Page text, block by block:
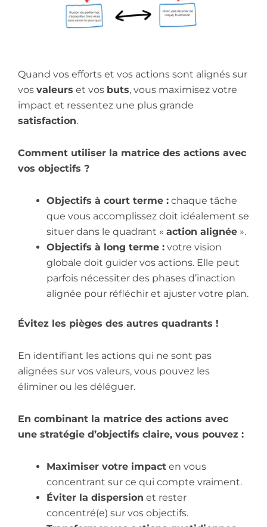
Quand vos efforts et vos actions sont alignés sur
vos valeurs et vos buts, vous maximisez votre
impact et ressentez une plus grande
satisfaction.
Comment utiliser la matrice des actions avec
vos objectifs ?
Objectifs à court terme : chaque tâche
que vous accomplissez doit idéalement se
situer dans le quadrant « action alignée ».
Objectifs à long terme : votre vision
globale doit guider vos actions. Elle peut
parfois nécessiter des phases d’inaction
alignée pour réfléchir et ajuster votre plan.
Évitez les pièges des autres quadrants !
En identifiant les actions qui ne sont pas
alignées sur vos valeurs, vous pouvez les
éliminer ou les déléguer.
En combinant la matrice des actions avec
une stratégie d’objectifs claire, vous pouvez :
Maximiser votre impact en vous
concentrant sur ce qui compte vraiment.
Éviter la dispersion et rester
concentré(e) sur vos objectifs.